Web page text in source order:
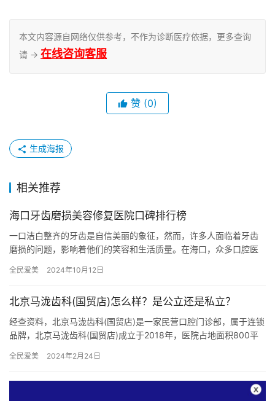
本文内容源自网络仅供参考，不作为诊断医疗依据，更多查询
请 → 在线咨询客服
赞 (0)
生成海报
相关推荐
海口牙齿磨损美容修复医院口碑排行榜
一口洁白整齐的牙齿是自信美丽的象征，然而，许多人面临着牙齿
磨损的问题，影响着他们的笑容和生活质量。在海口，众多口腔医
医院成…
全民爱美 2024年10月12日
北京马泷齿科(国贸店)怎么样？是公立还是私立？
经查资料，北京马泷齿科(国贸店)是一家民营口腔门诊部，属于连锁
品牌，北京马泷齿科(国贸店)成立于2018年，医院占地面积800平
全民爱美 2024年2月24日